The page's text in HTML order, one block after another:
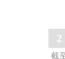
2
截